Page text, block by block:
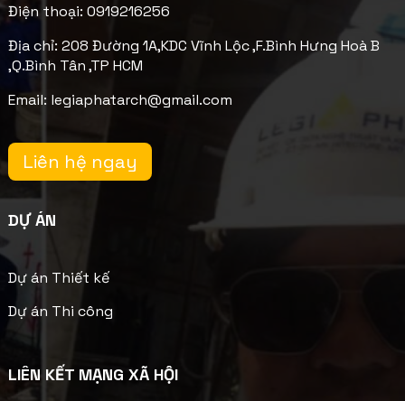
Điện thoại: 0919216256
Địa chỉ: 208 Đường 1A,KDC Vĩnh Lộc ,F.Bình Hưng Hoà B
,Q.Bình Tân ,TP HCM
Email: legiaphatarch@gmail.com
Liên hệ ngay
DỰ ÁN
Dự án Thiết kế
Dự án Thi công
LIÊN KẾT MẠNG XÃ HỘI